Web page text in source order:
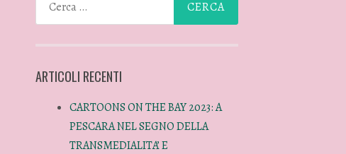
ARTICOLI RECENTI
CARTOONS ON THE BAY 2023: A
PESCARA NEL SEGNO DELLA
TRANSMEDIALITA’ E